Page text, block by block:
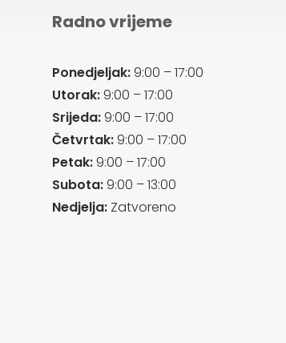
Radno vrijeme
Ponedjeljak:9:00 – 17:00
Utorak:9:00 – 17:00
Srijeda:9:00 – 17:00
Četvrtak:9:00 – 17:00
Petak:9:00 – 17:00
Subota:9:00 – 13:00
Nedjelja: Zatvoreno